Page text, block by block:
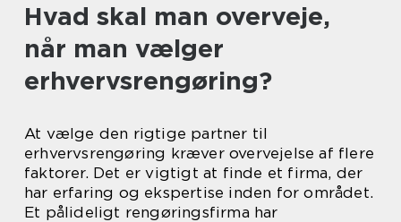
Hvad skal man overveje,
når man vælger
erhvervsrengøring?
At vælge den rigtige partner til
erhvervsrengøring kræver overvejelse af flere
faktorer. Det er vigtigt at finde et firma, der
har erfaring og ekspertise inden for området.
Et pålideligt rengøringsfirma har